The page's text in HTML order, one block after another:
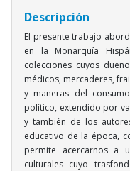
Descripción
El presente trabajo
en la Monarquía
colecciones cuyos
médicos, mercaderes,
y maneras del
político, extendido por
y también de los
educativo de la época,
permite acercarnos a
culturales cuyo